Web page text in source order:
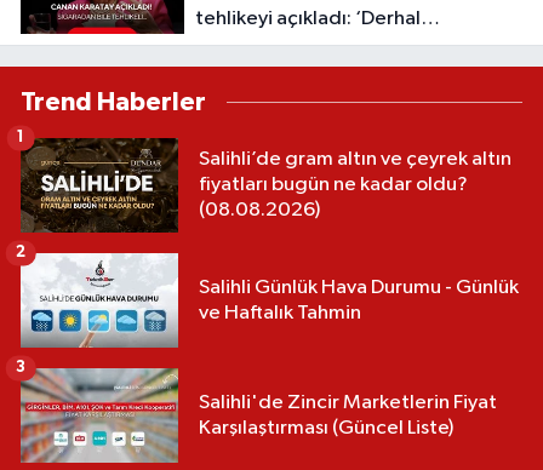
tehlikeyi açıkladı: ‘Derhal
yasaklanmalı!’ Sigaradan bile
Trend Haberler
Salihli’de gram altın ve çeyrek altın
fiyatları bugün ne kadar oldu?
(08.08.2026)
1
Salihli Günlük Hava Durumu - Günlük
ve Haftalık Tahmin
2
Salihli'de Zincir Marketlerin Fiyat
Karşılaştırması (Güncel Liste)
3